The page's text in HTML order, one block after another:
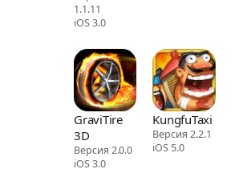
1.1.11
iOS 3.0
GraviTire
3D
Версия 2.0.0
iOS 3.0
KungfuTaxi
Версия 2.2.1
iOS 5.0